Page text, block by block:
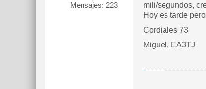
Mensajes: 223
mili/segundos,
Hoy es tarde
Cordiales 73
Miguel, EA3TJ